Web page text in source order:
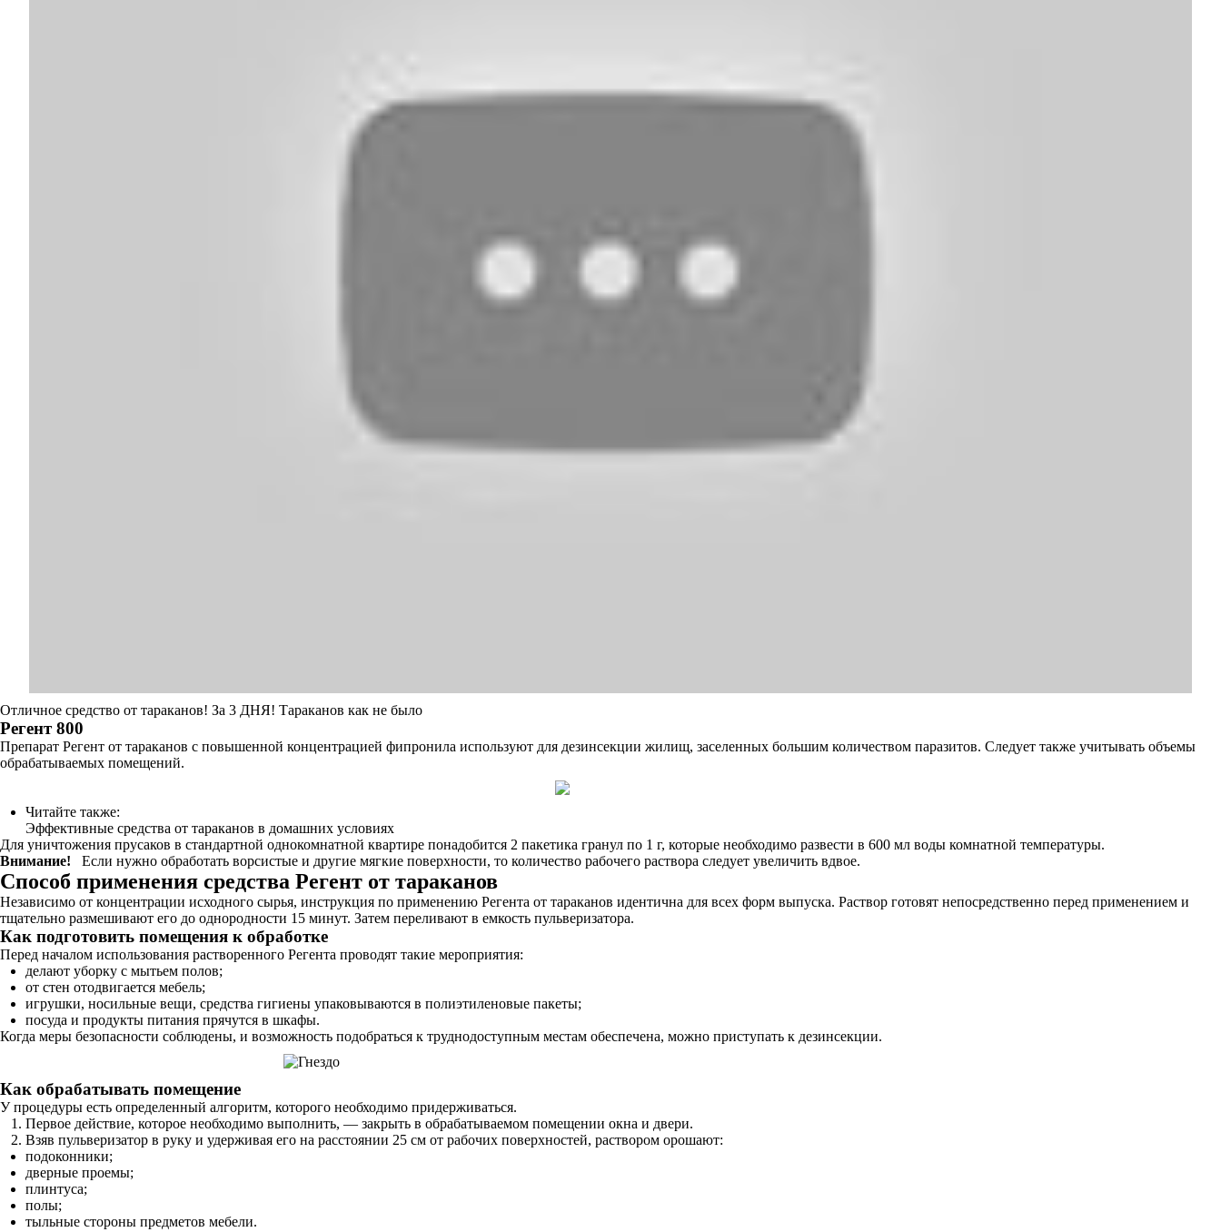
Отличное средство от тараканов! За 3 ДНЯ! Тараканов как не было
Регент 800
Препарат Регент от тараканов с повышенной концентрацией фипронила используют для дезинсекции жилищ, заселенных большим количеством паразитов. Следует также учитывать объемы
обрабатываемых помещений.
Читайте также:
Эффективные средства от тараканов в домашних условиях
Для уничтожения прусаков в стандартной однокомнатной квартире понадобится 2 пакетика гранул по 1 г, которые необходимо развести в 600 мл воды комнатной температуры.
Внимание! Если нужно обработать ворсистые и другие мягкие поверхности, то количество рабочего раствора следует увеличить вдвое.
Способ применения средства Регент от тараканов
Независимо от концентрации исходного сырья, инструкция по применению Регента от тараканов идентична для всех форм выпуска. Раствор готовят непосредственно перед применением и
тщательно размешивают его до однородности 15 минут. Затем переливают в емкость пульверизатора.
Как подготовить помещения к обработке
Перед началом использования растворенного Регента проводят такие мероприятия:
делают уборку с мытьем полов;
от стен отодвигается мебель;
игрушки, носильные вещи, средства гигиены упаковываются в полиэтиленовые пакеты;
посуда и продукты питания прячутся в шкафы.
Когда меры безопасности соблюдены, и возможность подобраться к труднодоступным местам обеспечена, можно приступать к дезинсекции.
Как обрабатывать помещение
У процедуры есть определенный алгоритм, которого необходимо придерживаться.
Первое действие, которое необходимо выполнить, — закрыть в обрабатываемом помещении окна и двери.
Взяв пульверизатор в руку и удерживая его на расстоянии 25 см от рабочих поверхностей, раствором орошают:
подоконники;
дверные проемы;
плинтуса;
полы;
тыльные стороны предметов мебели.